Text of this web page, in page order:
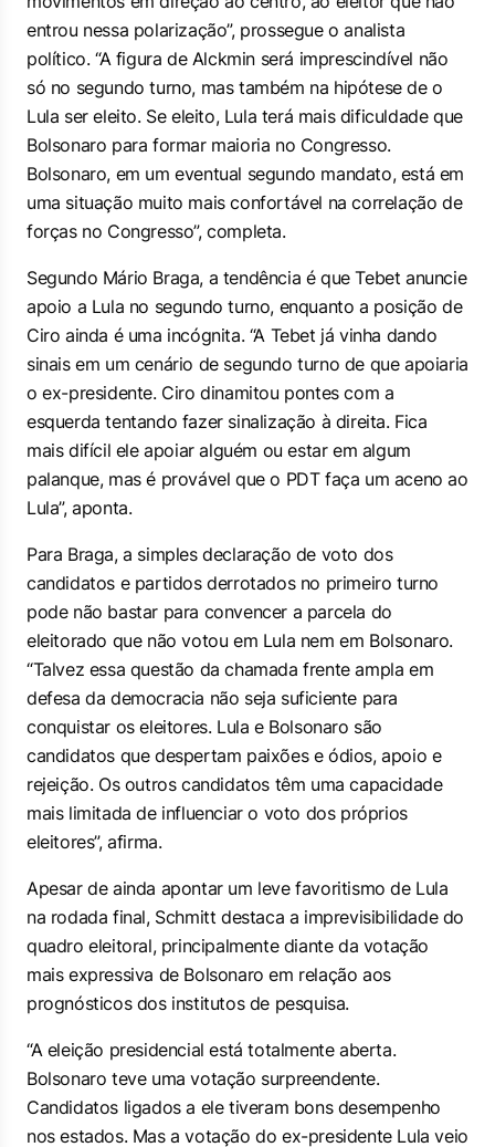
entrou nessa polarização”, prossegue o analista
político. “A figura de Alckmin será imprescindível não
só no segundo turno, mas também na hipótese de o
Lula ser eleito. Se eleito, Lula terá mais dificuldade que
Bolsonaro para formar maioria no Congresso.
Bolsonaro, em um eventual segundo mandato, está em
uma situação muito mais confortável na correlação de
forças no Congresso”, completa.
Segundo Mário Braga, a tendência é que Tebet anuncie
apoio a Lula no segundo turno, enquanto a posição de
Ciro ainda é uma incógnita. “A Tebet já vinha dando
sinais em um cenário de segundo turno de que apoiaria
o ex-presidente. Ciro dinamitou pontes com a
esquerda tentando fazer sinalização à direita. Fica
mais difícil ele apoiar alguém ou estar em algum
palanque, mas é provável que o PDT faça um aceno ao
Lula”, aponta.
Para Braga, a simples declaração de voto dos
candidatos e partidos derrotados no primeiro turno
pode não bastar para convencer a parcela do
eleitorado que não votou em Lula nem em Bolsonaro.
“Talvez essa questão da chamada frente ampla em
defesa da democracia não seja suficiente para
conquistar os eleitores. Lula e Bolsonaro são
candidatos que despertam paixões e ódios, apoio e
rejeição. Os outros candidatos têm uma capacidade
mais limitada de influenciar o voto dos próprios
eleitores”, afirma.
Apesar de ainda apontar um leve favoritismo de Lula
na rodada final, Schmitt destaca a imprevisibilidade do
quadro eleitoral, principalmente diante da votação
mais expressiva de Bolsonaro em relação aos
prognósticos dos institutos de pesquisa.
“A eleição presidencial está totalmente aberta.
Bolsonaro teve uma votação surpreendente.
Candidatos ligados a ele tiveram bons desempenho
nos estados. Mas a votação do ex-presidente Lula veio